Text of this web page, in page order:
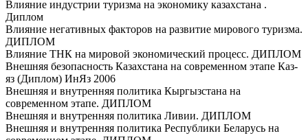
Влияние индустрии туризма на экономику казахстана .
Диплом
Влияние негативных факторов на развитие мирового туризма.
ДИПЛОМ
Влияние ТНК на мировой экономический процесс. ДИПЛОМ
Внешняя безопасность Казахстана на современном этапе Каз-
яз (Диплом) ИнЯз 2006
Внешняя и внутренняя политика Кыргызстана на
современном этапе. ДИПЛОМ
Внешняя и внутренняя политика Ливии. ДИПЛОМ
Внешняя и внутренняя политика Республики Беларусь на